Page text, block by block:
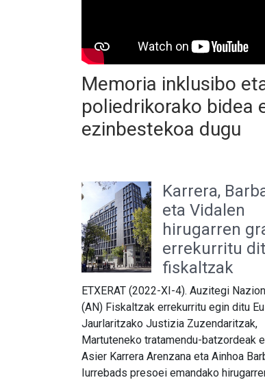
Memoria inklusibo
poliedrikorako bidea
ezinbestekoa dugu
Karrera,
eta Vidalen
hirugarren
errekurritu
fiskaltzak
ETXERAT (2022-XI-4). Auzitegi
(AN) Fiskaltzak errekurritu egin ditu
Jaurlaritzako Justizia Zuzendaritzak,
Martuteneko tratamendu-batzordeak
Asier Karrera Arenzana eta Ainhoa
Iurrebads presoei emandako